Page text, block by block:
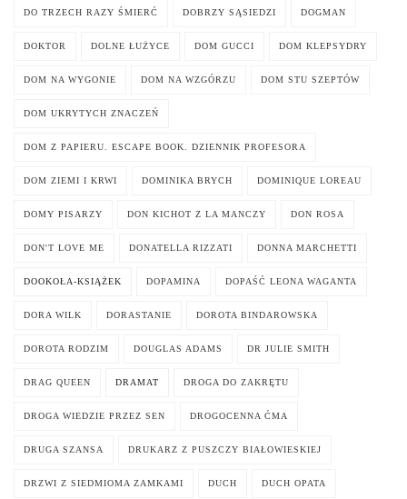
DO TRZECH RAZY ŚMIERĆ DOBRZY SĄSIEDZI DOGMAN
DOKTOR DOLNE ŁUŻYCE DOM GUCCI DOM KLEPSYDRY
DOM NA WYGONIE DOM NA WZGÓRZU DOM STU SZEPTÓW
DOM UKRYTYCH ZNACZEŃ
DOM Z PAPIERU. ESCAPE BOOK. DZIENNIK PROFESORA
DOM ZIEMI I KRWI DOMINIKA BRYCH DOMINIQUE LOREAU
DOMY PISARZY DON KICHOT Z LA MANCZY DON ROSA
DON'T LOVE ME DONATELLA RIZZATI DONNA MARCHETTI
DOOKOŁA-KSIĄŻEK DOPAMINA DOPAŚĆ LEONA WAGANTA
DORA WILK DORASTANIE DOROTA BINDAROWSKA
DOROTA RODZIM DOUGLAS ADAMS DR JULIE SMITH
DRAG QUEEN DRAMAT DROGA DO ZAKRĘTU
DROGA WIEDZIE PRZEZ SEN DROGOCENNA ĆMA
DRUGA SZANSA DRUKARZ Z PUSZCZY BIAŁOWIESKIEJ
DRZWI Z SIEDMIOMA ZAMKAMI DUCH DUCH OPATA